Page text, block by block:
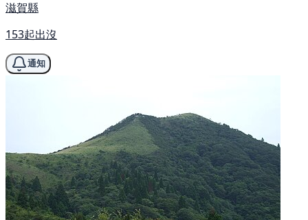
滋賀縣
153起出沒
通知